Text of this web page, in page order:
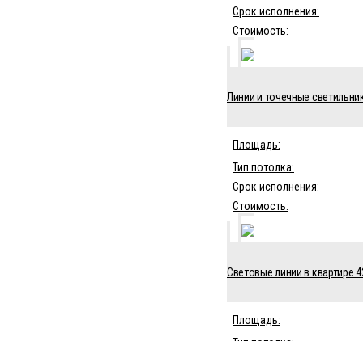
Срок исполнения:
Стоимость:
Линии и точечные
Площадь:
Тип потолка:
Срок исполнения:
Стоимость:
Световые линии в квартире
Площадь: